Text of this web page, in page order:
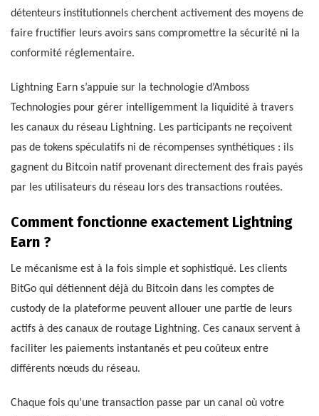
détenteurs institutionnels cherchent activement des moyens de
faire fructifier leurs avoirs sans compromettre la sécurité ni la
conformité réglementaire.
Lightning Earn s’appuie sur la technologie d’Amboss
Technologies pour gérer intelligemment la liquidité à travers
les canaux du réseau Lightning. Les participants ne reçoivent
pas de tokens spéculatifs ni de récompenses synthétiques : ils
gagnent du Bitcoin natif provenant directement des frais payés
par les utilisateurs du réseau lors des transactions routées.
Comment fonctionne exactement Lightning
Earn ?
Le mécanisme est à la fois simple et sophistiqué. Les clients
BitGo qui détiennent déjà du Bitcoin dans les comptes de
custody de la plateforme peuvent allouer une partie de leurs
actifs à des canaux de routage Lightning. Ces canaux servent à
faciliter les paiements instantanés et peu coûteux entre
différents nœuds du réseau.
Chaque fois qu’une transaction passe par un canal où votre